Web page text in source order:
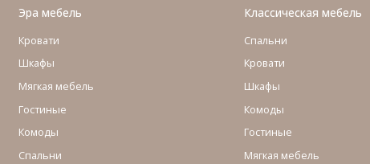
Эра мебель
Кровати
Шкафы
Мягкая мебель
Гостиные
Комоды
Cпальни
Классическая мебель
Спальни
Кровати
Шкафы
Комоды
Гостиные
Мягкая мебель